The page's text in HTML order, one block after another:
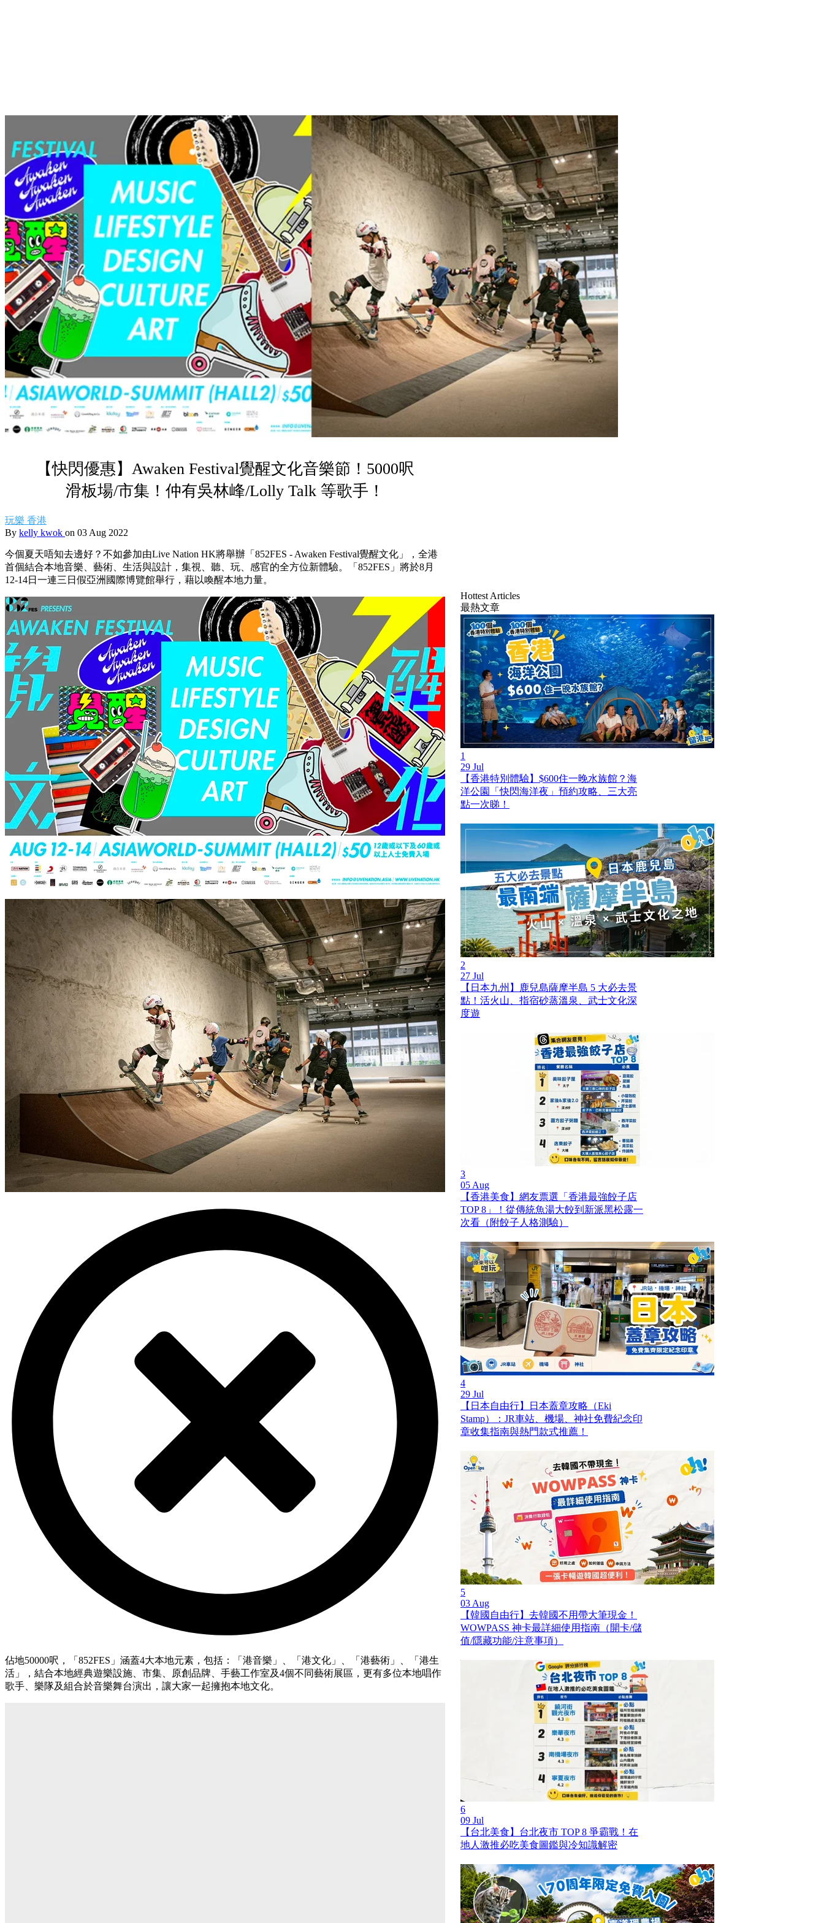
【快閃優惠】Awaken Festival覺醒文化音樂節！5000呎
滑板場/市集！仲有吳林峰/Lolly Talk 等歌手！
玩樂 香港
By kelly kwok on 03 Aug 2022
今個夏天唔知去邊好？不如參加由Live Nation HK將舉辦「852FES - Awaken Festival覺醒文化」，全港
首個結合本地音樂、藝術、生活與設計，集視、聽、玩、感官的全方位新體驗。「852FES」將於8月
12-14日一連三日假亞洲國際博覽館舉行，藉以喚醒本地力量。
佔地50000呎，「852FES」涵蓋4大本地元素，包括：「港音樂」、「港文化」、「港藝術」、「港生
活」，結合本地經典遊樂設施、市集、原創品牌、手藝工作室及4個不同藝術展區，更有多位本地唱作
歌手、樂隊及組合於音樂舞台演出，讓大家一起擁抱本地文化。
Hottest Articles
最熱文章
1
29 Jul
【香港特別體驗】$600住一晚水族館？海
洋公園「快閃海洋夜」預約攻略、三大亮
點一次睇！
2
27 Jul
【日本九州】鹿兒島薩摩半島 5 大必去景
點！活火山、指宿砂蒸溫泉、武士文化深
度遊
3
05 Aug
【香港美食】網友票選「香港最強餃子店
TOP 8」！從傳統魚湯大餃到新派黑松露一
次看（附餃子人格測驗）
4
29 Jul
【日本自由行】日本蓋章攻略（Eki
Stamp）：JR車站、機場、神社免費紀念印
章收集指南與熱門款式推薦！
5
03 Aug
【韓國自由行】去韓國不用帶大筆現金！
WOWPASS 神卡最詳細使用指南（開卡/儲
值/隱藏功能/注意事項）
6
09 Jul
【台北美食】台北夜市 TOP 8 爭霸戰！在
地人激推必吃美食圖鑑與冷知識解密